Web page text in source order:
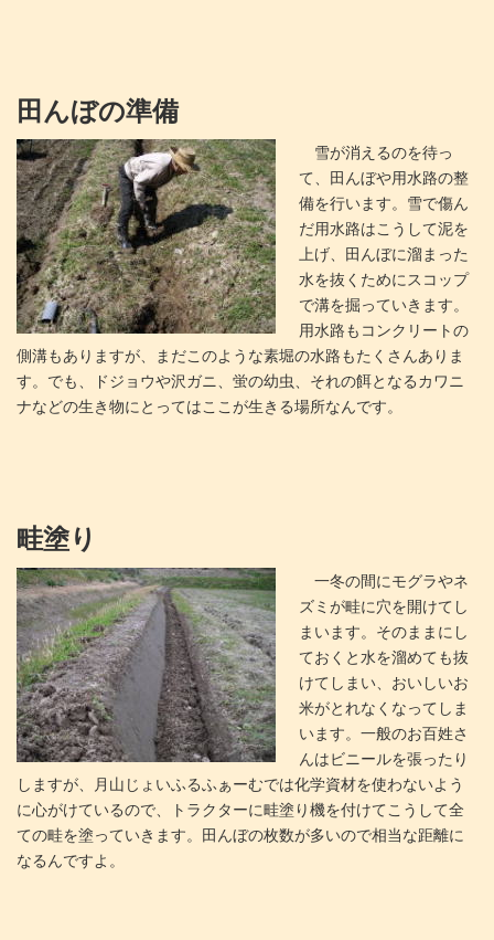
田んぼの準備
雪が消えるのを待っ
て、田んぼや用水路の整
備を行います。雪で傷ん
だ用水路はこうして泥を
上げ、田んぼに溜まった
水を抜くためにスコップ
で溝を掘っていきます。
用水路もコンクリートの
側溝もありますが、まだこのような素堀の水路もたくさんありま
す。でも、ドジョウや沢ガニ、蛍の幼虫、それの餌となるカワニ
ナなどの生き物にとってはここが生きる場所なんです。
畦塗り
一冬の間にモグラやネ
ズミが畦に穴を開けてし
まいます。そのままにし
ておくと水を溜めても抜
けてしまい、おいしいお
米がとれなくなってしま
います。一般のお百姓さ
んはビニールを張ったり
しますが、月山じょいふるふぁーむでは化学資材を使わないよう
に心がけているので、トラクターに畦塗り機を付けてこうして全
ての畦を塗っていきます。田んぼの枚数が多いので相当な距離に
なるんですよ。